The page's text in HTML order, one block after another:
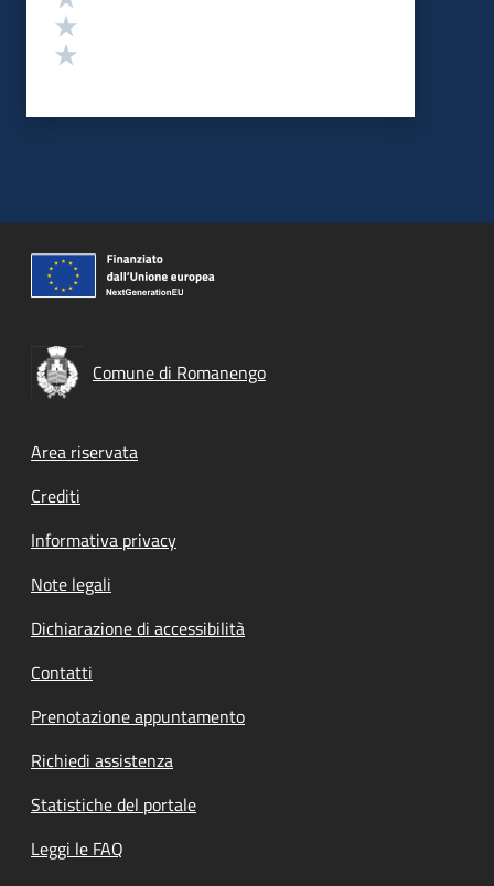
Comune di Romanengo
Footer menu
Area riservata
Crediti
Informativa privacy
Note legali
Dichiarazione di accessibilità
Contatti
Prenotazione appuntamento
Richiedi assistenza
Statistiche del portale
Leggi le FAQ